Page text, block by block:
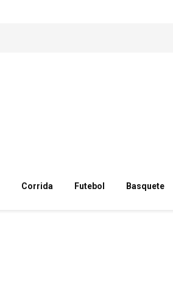
Corrida Futebol Basquete